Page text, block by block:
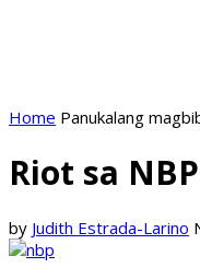
Home Panukalang
Riot sa
by Judith Estrada-Larino